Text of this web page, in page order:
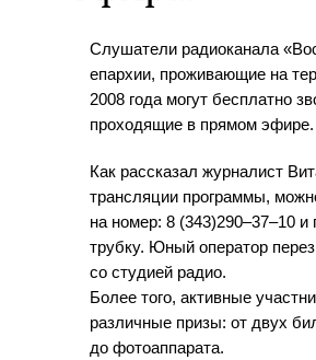
Слушатели радиоканала
епархии, проживающие на
2008 года могут бесплатно
проходящие в прямом эфире.
Как рассказал журналист
трансляции программы,
на номер: 8 (343)290–37–10 и
трубку. Юный оператор
со студией радио.
Более того, активные
различные призы: от двух
до фотоаппарата.